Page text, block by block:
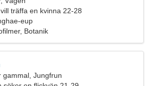
träffa en kvinna 22-28
eup
Botanik
gammal, Jungfrun